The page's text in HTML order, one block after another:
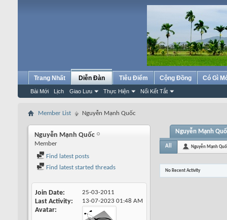
Trang Nhất Diễn Đàn
Bài Mới Lịch Giao Lưu Thực Hiện Nối Kết Tắt
Tiêu Điểm Cộng Đồng Có Gì
Member List Nguyễn Mạnh Quốc
Nguyễn Mạnh Quốc
Member
Find latest posts
Find latest started threads
Join Date 25-03-2011
Last Activity 13-07-2023 01:48 AM
Avatar
Nguyễn Mạnh
All Nguyễn Mạnh
No Recent Activity